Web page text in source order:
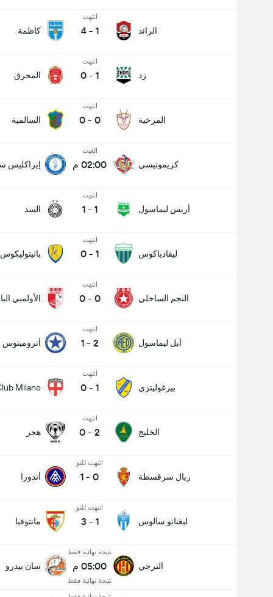
الرائد
انتهت
1
-
4 كاظمة
زد
انتهت
1
-
0 المحرق
المرخية
انتهت
0
-
0 السالمية
كريمونيسي
الغيت
02:00 م إيراكليس
أريس ليماسول
انتهت
1
-
1 السد
ليفادياكوس
انتهت
1
-
0 بانيتوليكوس
النجم الساحلي
انتهت
0
-
0 الأولمبي
أيل ليماسول
انتهت
2
-
1 أتروميتوس
بيرغوليتزي
انتهت
1
-
0
Milano
الخليج
انتهت
2
-
0 هجر
ريال سرقسطة
انتهت للتو
0
-
1 أندورا
ليغنانو سالوس
انتهت للتو
1
-
3 مانتوفيا
الترجي
نتيجة نهائية فقط
05:00 م
نتيجة نهائية فقط
سان بيدرو